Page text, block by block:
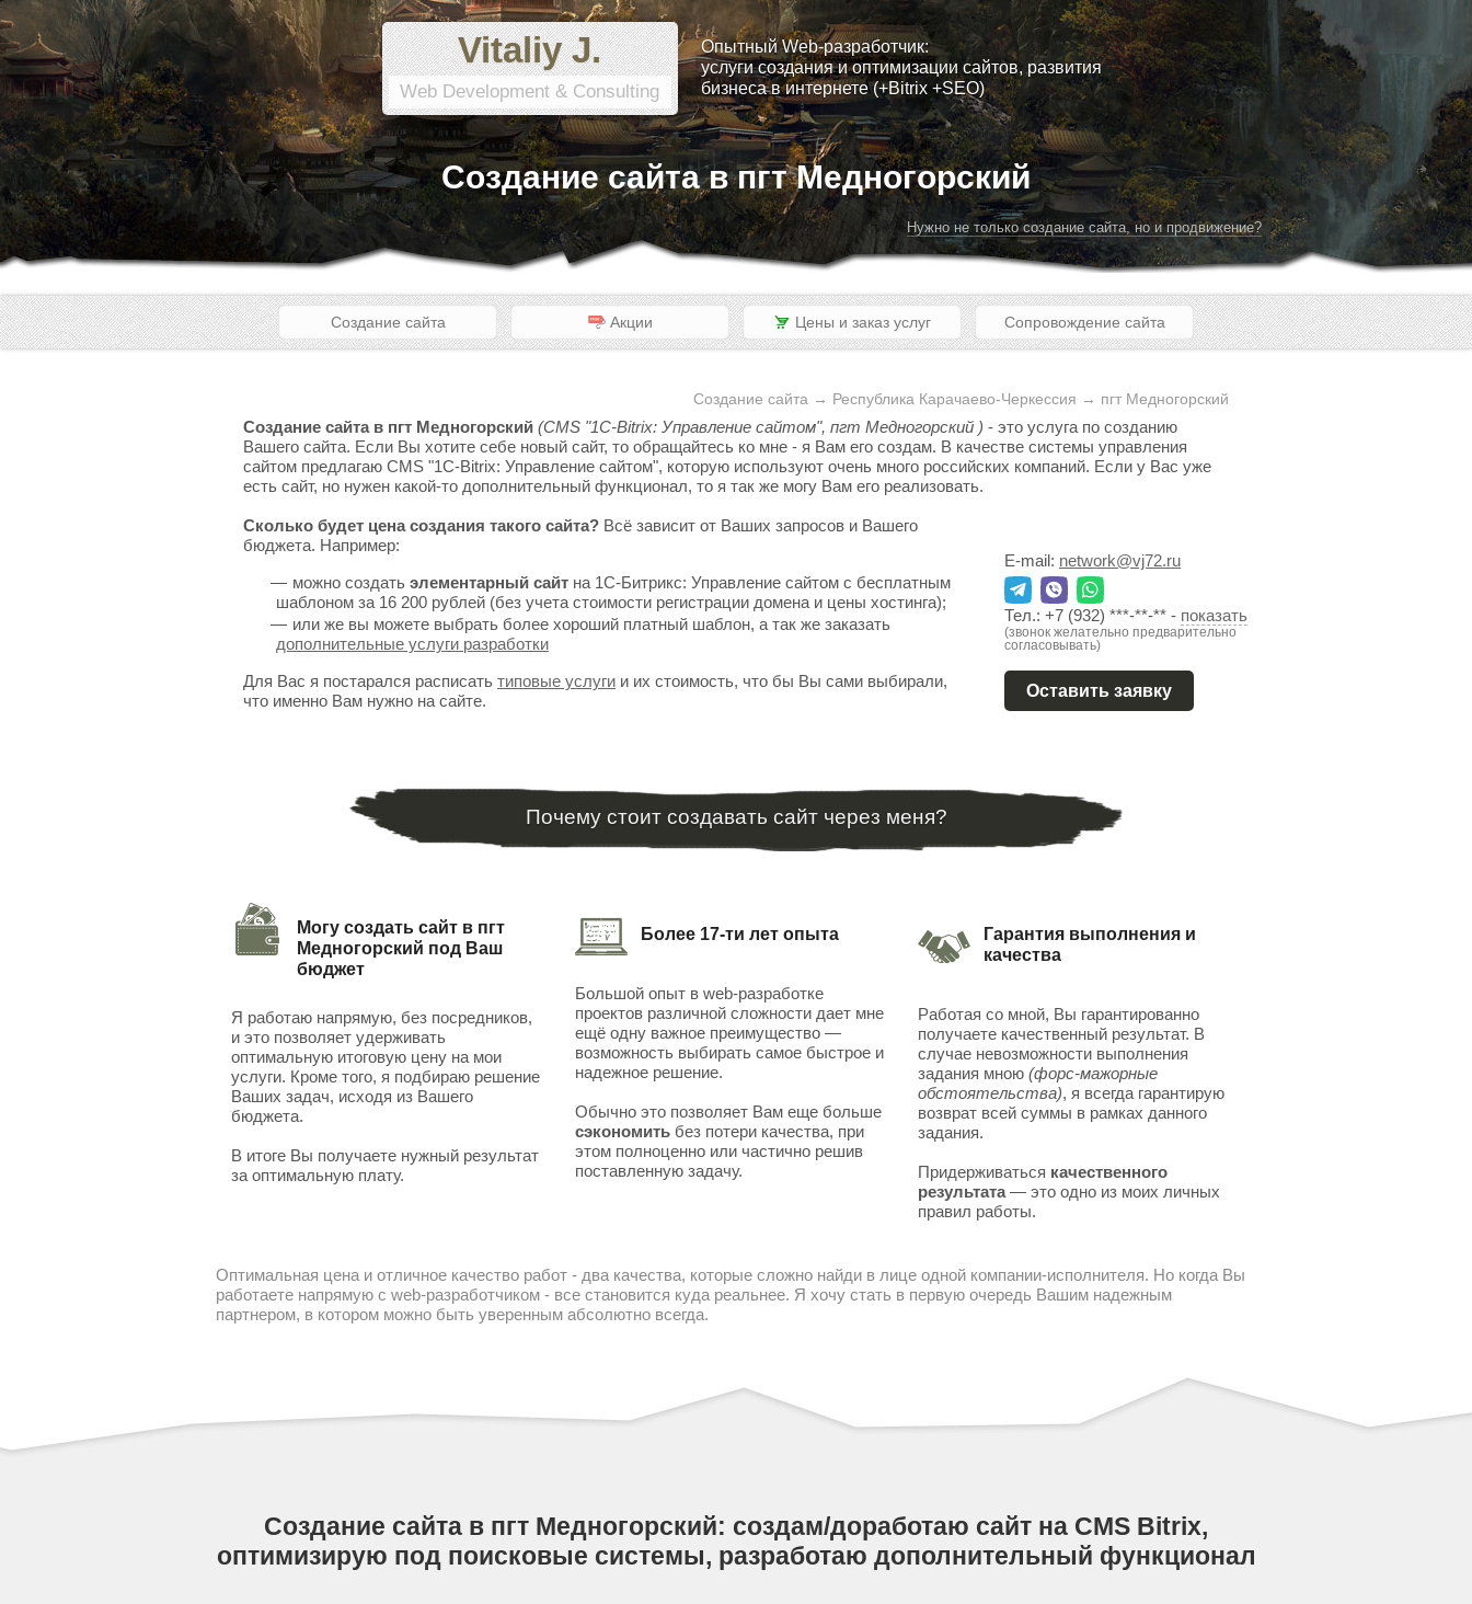
Vitaliy J.
Web Development & Consulting
Опытный Web-разработчик:
услуги создания и оптимизации сайтов, развития
бизнеса в интернете (+Bitrix +SEO)
Создание сайта в пгт Медногорский
Нужно не только создание сайта, но и продвижение?
Создание сайта Акции Цены и заказ услуг Сопровождение сайта
Создание сайта → Республика Карачаево-Черкессия → пгт Медногорский
Создание сайта в пгт Медногорский (CMS "1C-Bitrix: Управление сайтом", пгт Медногорский ) - это услуга по созданию
Вашего сайта. Если Вы хотите себе новый сайт, то обращайтесь ко мне - я Вам его создам. В качестве системы управления
сайтом предлагаю CMS "1C-Bitrix: Управление сайтом", которую используют очень много российских компаний. Если у Вас уже
есть сайт, но нужен какой-то дополнительный функционал, то я так же могу Вам его реализовать.
Сколько будет цена создания такого сайта? Всё зависит от Ваших запросов и Вашего
бюджета. Например:
можно создать элементарный сайт на 1С-Битрикс: Управление сайтом с бесплатным
шаблоном за 16 200 рублей (без учета стоимости регистрации домена и цены хостинга);
или же вы можете выбрать более хороший платный шаблон, а так же заказать
дополнительные услуги разработки
Для Вас я постарался расписать типовые услуги и их стоимость, что бы Вы сами выбирали,
что именно Вам нужно на сайте.
E-mail: network@vj72.ru
Тел.: +7 (932) ***-**-** - показать
(звонок желательно предварительно
согласовывать)
Оставить заявку
Почему стоит создавать сайт через меня?
Могу создать сайт в пгт
Медногорский под Ваш
бюджет
Я работаю напрямую, без посредников,
и это позволяет удерживать
оптимальную итоговую цену на мои
услуги. Кроме того, я подбираю решение
Ваших задач, исходя из Вашего
бюджета.
В итоге Вы получаете нужный результат
за оптимальную плату.
Более 17-ти лет опыта
Большой опыт в web-разработке
проектов различной сложности дает мне
ещё одну важное преимущество —
возможность выбирать самое быстрое и
надежное решение.
Обычно это позволяет Вам еще больше
сэкономитьбез потери качества, при
этом полноценно или частично решив
поставленную задачу.
Гарантия выполнения и
качества
Работая со мной, Вы гарантированно
получаете качественный результат. В
случае невозможности выполнения
задания мною(форс-мажорные
обстоятельства), я всегда гарантирую
возврат всей суммы в рамках данного
задания.
Придерживаться качественного
результата— это одно из моих личных
правил работы.
Оптимальная цена и отличное качество работ - два качества, которые сложно найди в лице одной компании-исполнителя. Но когда Вы
работаете напрямую с web-разработчиком - все становится куда реальнее. Я хочу стать в первую очередь Вашим надежным
партнером, в котором можно быть уверенным абсолютно всегда.
Создание сайта в пгт Медногорский: создам/доработаю сайт на CMS Bitrix,
оптимизирую под поисковые системы, разработаю дополнительный функционал